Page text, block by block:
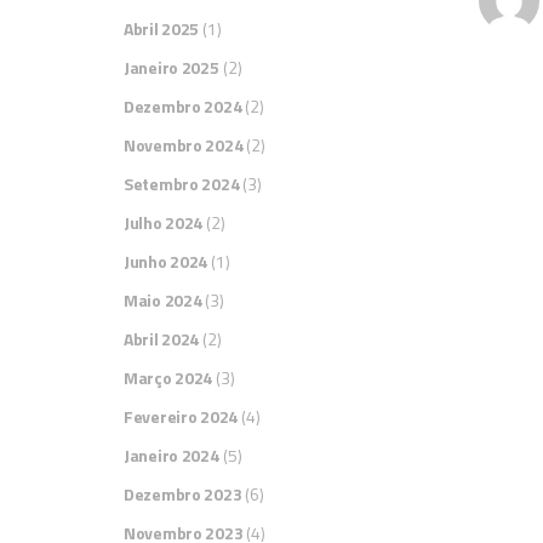
Abril 2025 (1)
Janeiro 2025 (2)
Dezembro 2024(2)
Novembro 2024(2)
Setembro 2024(3)
Julho 2024(2)
Junho 2024(1)
Maio 2024(3)
Abril 2024(2)
Março 2024(3)
Fevereiro 2024(4)
Janeiro 2024(5)
Dezembro 2023(6)
Novembro 2023(4)